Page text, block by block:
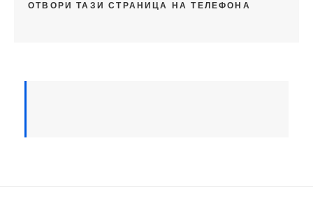
ОТВОРИ ТАЗИ СТРАНИЦА НА ТЕЛЕФОНА